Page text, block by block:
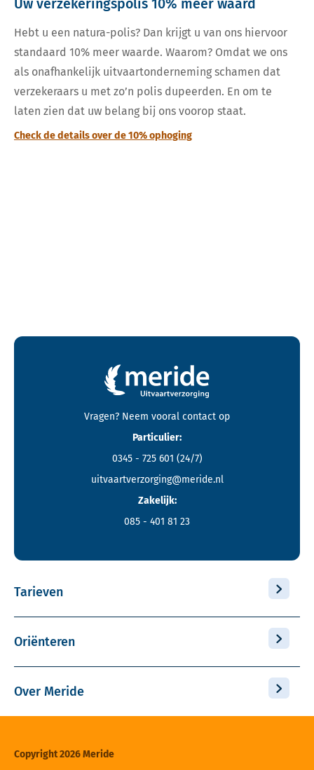
Uw verzekeringspolis 10% meer waard
Hebt u een natura-polis? Dan krijgt u van ons hiervoor
standaard 10% meer waarde. Waarom? Omdat we ons
als onafhankelijk uitvaartonderneming schamen dat
verzekeraars u met zo’n polis dupeerden. En om te
laten zien dat uw belang bij ons voorop staat.
Check de details over de 10% ophoging
Contactgegevens en footer menu van Meride
Vragen? Neem vooral contact op
Particulier:
0345 - 725 601 (24/7)
uitvaartverzorging@meride.nl
Zakelijk:
085 - 401 81 23
Tarieven
Oriënteren
Over Meride
Copyright 2026 Meride